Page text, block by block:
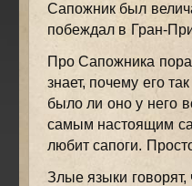
Сапожник был
побеждал в Гран-
Про Сапожника
знает, почему его
было ли оно у него
самым настоящим
любит сапоги.
Злые языки